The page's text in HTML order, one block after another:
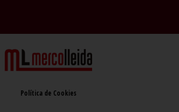
Política de Cookies